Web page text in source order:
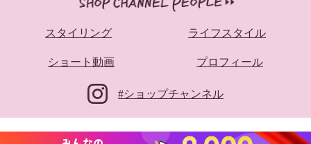
スタイリング ライフスタイル
ショート動画 プロフィール
#ショップチャンネル